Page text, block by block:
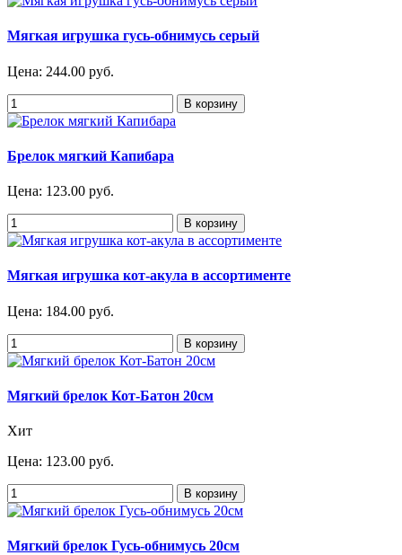
Мягкая игрушка гусь-обнимусь серый
Цена: 244.00 руб.
Брелок мягкий Капибара
Цена: 123.00 руб.
Мягкая игрушка кот-акула в ассортименте
Цена: 184.00 руб.
Мягкий брелок Кот-Батон 20см
Хит
Цена: 123.00 руб.
Мягкий брелок Гусь-обнимусь 20см